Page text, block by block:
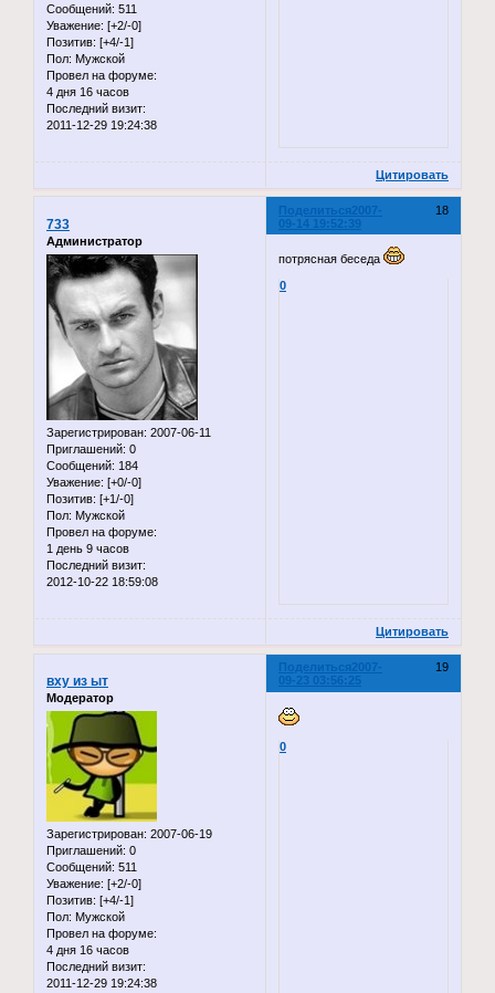
Сообщений: 511
Уважение: [+2/-0]
Позитив: [+4/-1]
Пол: Мужской
Провел на форуме:
4 дня 16 часов
Последний визит:
2011-12-29 19:24:38
Цитировать
Поделиться 18
2007-
09-14 19:52:39
733
Администратор
Зарегистрирован: 2007-06-11
Приглашений: 0
Сообщений: 184
Уважение: [+0/-0]
Позитив: [+1/-0]
Пол: Мужской
Провел на форуме:
1 день 9 часов
Последний визит:
2012-10-22 18:59:08
потрясная беседа
0
Цитировать
Поделиться 19
2007-
09-23 03:56:25
вху из ыт
Модератор
Зарегистрирован: 2007-06-19
Приглашений: 0
Сообщений: 511
Уважение: [+2/-0]
Позитив: [+4/-1]
Пол: Мужской
Провел на форуме:
4 дня 16 часов
Последний визит:
2011-12-29 19:24:38
0